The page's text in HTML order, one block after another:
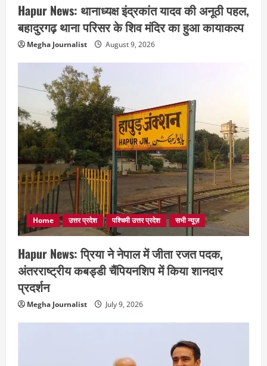
Hapur News: थानाध्यक्ष इंद्रकांत यादव की अनूठी पहल,
बहादुरगढ़ थाना परिसर के शिव मंदिर का हुआ कायाकल्प
Megha Journalist August 9, 2026
Home उत्तर प्रदेश पश्चिमी उत्तर प्रदेश सभी न्यूज़
Hapur News: प्रिया ने नेपाल में जीता रजत पदक,
अंतरराष्ट्रीय कबड्डी चैंपियनशिप में किया शानदार
प्रदर्शन
Megha Journalist July 9, 2026